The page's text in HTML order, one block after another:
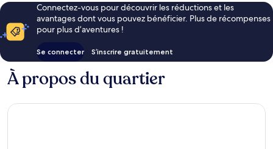
Connectez-vous pour découvrir les réductions et les
avantages dont vous pouvez bénéficier. Plus de récompenses
pour plus d’aventures !
Se connecter S’inscrire gratuitement
À propos du quartier